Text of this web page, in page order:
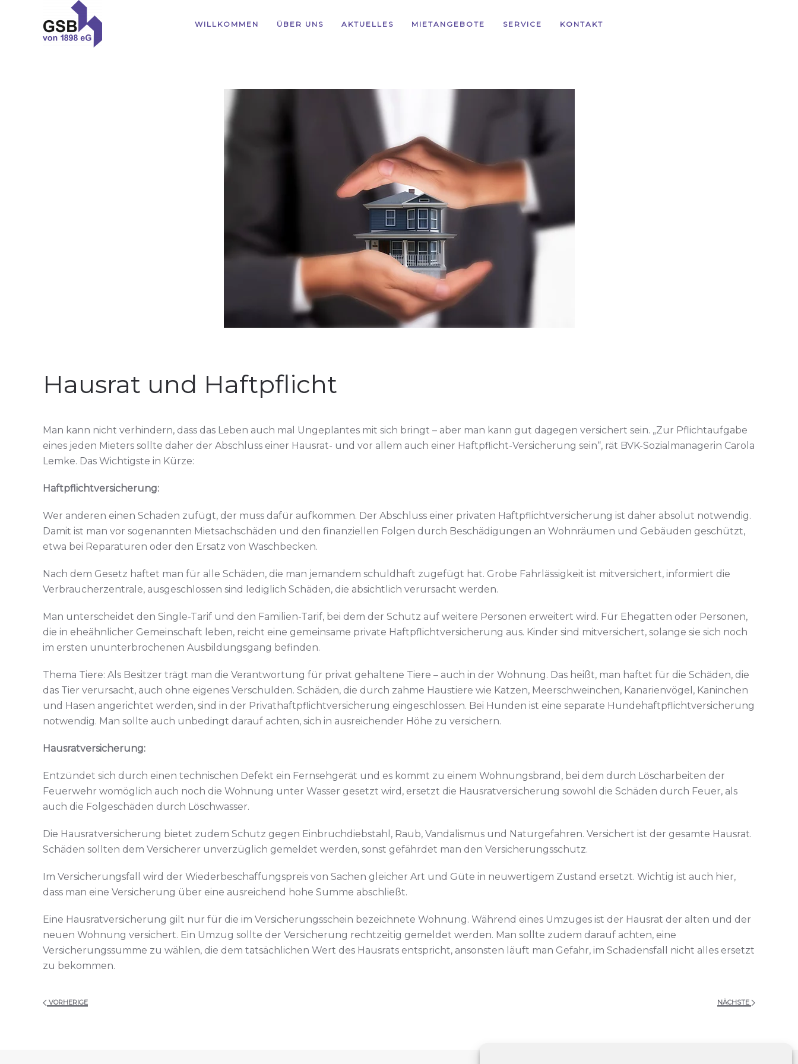
WILLKOMMEN ÜBER UNS AKTUELLES MIETANGEBOTE SERVICE KONTAKT
Hausrat und Haftpflicht
Man kann nicht verhindern, dass das Leben auch mal Ungeplantes mit sich bringt – aber man kann gut dagegen versichert sein. „Zur Pflichtaufgabe
eines jeden Mieters sollte daher der Abschluss einer Hausrat- und vor allem auch einer Haftpflicht-Versicherung sein“, rät BVK-Sozialmanagerin Carola
Lemke. Das Wichtigste in Kürze:
Haftpflichtversicherung:
Wer anderen einen Schaden zufügt, der muss dafür aufkommen. Der Abschluss einer privaten Haftpflichtversicherung ist daher absolut notwendig.
Damit ist man vor sogenannten Mietsachschäden und den finanziellen Folgen durch Beschädigungen an Wohnräumen und Gebäuden geschützt,
etwa bei Reparaturen oder den Ersatz von Waschbecken.
Nach dem Gesetz haftet man für alle Schäden, die man jemandem schuldhaft zugefügt hat. Grobe Fahrlässigkeit ist mitversichert, informiert die
Verbraucherzentrale, ausgeschlossen sind lediglich Schäden, die absichtlich verursacht werden.
Man unterscheidet den Single-Tarif und den Familien-Tarif, bei dem der Schutz auf weitere Personen erweitert wird. Für Ehegatten oder Personen,
die in eheähnlicher Gemeinschaft leben, reicht eine gemeinsame private Haftpflichtversicherung aus. Kinder sind mitversichert, solange sie sich noch
im ersten ununterbrochenen Ausbildungsgang befinden.
Thema Tiere: Als Besitzer trägt man die Verantwortung für privat gehaltene Tiere – auch in der Wohnung. Das heißt, man haftet für die Schäden, die
das Tier verursacht, auch ohne eigenes Verschulden. Schäden, die durch zahme Haustiere wie Katzen, Meerschweinchen, Kanarienvögel, Kaninchen
und Hasen angerichtet werden, sind in der Privathaftpflichtversicherung eingeschlossen. Bei Hunden ist eine separate Hundehaftpflichtversicherung
notwendig. Man sollte auch unbedingt darauf achten, sich in ausreichender Höhe zu versichern.
Hausratversicherung:
Entzündet sich durch einen technischen Defekt ein Fernsehgerät und es kommt zu einem Wohnungsbrand, bei dem durch Löscharbeiten der
Feuerwehr womöglich auch noch die Wohnung unter Wasser gesetzt wird, ersetzt die Hausratversicherung sowohl die Schäden durch Feuer, als
auch die Folgeschäden durch Löschwasser.
Die Hausratversicherung bietet zudem Schutz gegen Einbruchdiebstahl, Raub, Vandalismus und Naturgefahren. Versichert ist der gesamte Hausrat.
Schäden sollten dem Versicherer unverzüglich gemeldet werden, sonst gefährdet man den Versicherungsschutz.
Im Versicherungsfall wird der Wiederbeschaffungspreis von Sachen gleicher Art und Güte in neuwertigem Zustand ersetzt. Wichtig ist auch hier,
dass man eine Versicherung über eine ausreichend hohe Summe abschließt.
Eine Hausratversicherung gilt nur für die im Versicherungsschein bezeichnete Wohnung. Während eines Umzuges ist der Hausrat der alten und der
neuen Wohnung versichert. Ein Umzug sollte der Versicherung rechtzeitig gemeldet werden. Man sollte zudem darauf achten, eine
Versicherungssumme zu wählen, die dem tatsächlichen Wert des Hausrats entspricht, ansonsten läuft man Gefahr, im Schadensfall nicht alles ersetzt
zu bekommen.
VORHERIGE NÄCHSTE